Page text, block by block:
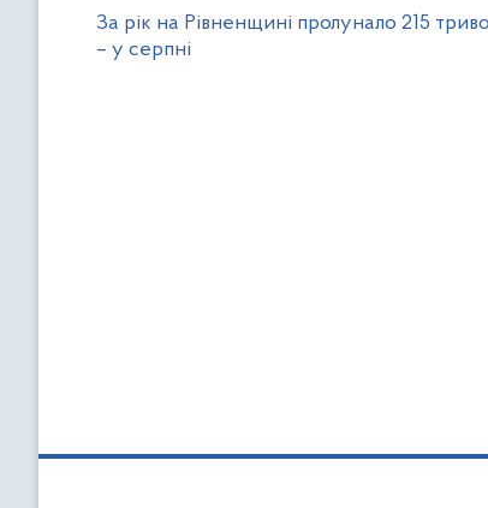
За рік на Рівненщині пролунало 215
– у серпні